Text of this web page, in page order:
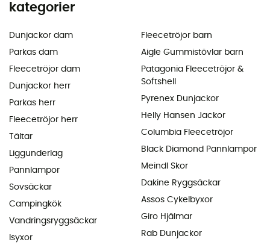
kategorier
Dunjackor dam
Parkas dam
Fleecetröjor dam
Dunjackor herr
Parkas herr
Fleecetröjor herr
Tältar
Liggunderlag
Pannlampor
Sovsäckar
Campingkök
Vandringsryggsäckar
Isyxor
Fleecetröjor barn
Aigle Gummistövlar barn
Patagonia Fleecetröjor &
Softshell
Pyrenex Dunjackor
Helly Hansen Jackor
Columbia Fleecetröjor
Black Diamond Pannlampor
Meindl Skor
Dakine Ryggsäckar
Assos Cykelbyxor
Giro Hjälmar
Rab Dunjackor